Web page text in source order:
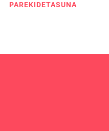
PAREKIDETASUNA